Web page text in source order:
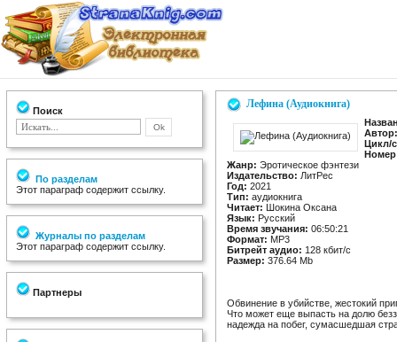
Поиск
По разделам
Этот параграф содержит ссылку.
Журналы по разделам
Этот параграф содержит ссылку.
Партнеры
Лефина (Аудиокнига)
Автор:
Цикл/
Номер
Жанр: Эротическое фэнтези
Издательство: ЛитРес
Год: 2021
Тип: аудиокнига
Читает: Шокина Оксана
Язык: Русский
Время звучания: 06:50:21
Формат: MP3
Битрейт аудио: 128 кбит/c
Размер: 376.64 Mb
Обвинение в убийстве, жестокий
Что может еще выпасть на долю
надежда на побег, сумасшедшая